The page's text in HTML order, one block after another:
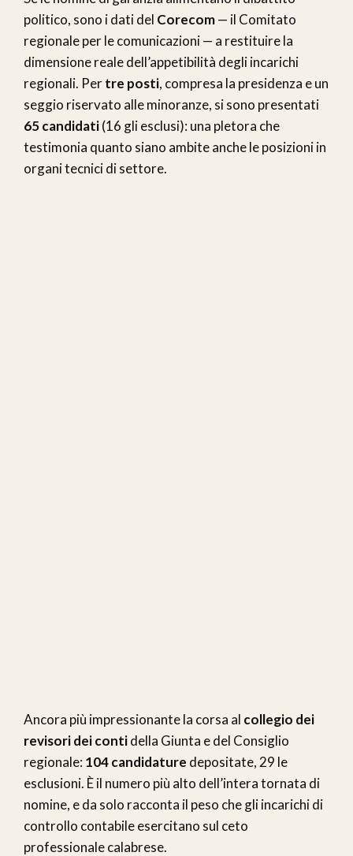
politico, sono i dati del Corecom— il Comitato
regionale per le comunicazioni — a restituire la
dimensione reale dell’appetibilità degli incarichi
regionali. Pertre posti, compresa la presidenza e un
seggio riservato alle minoranze, si sono presentati
65 candidati(16 gli esclusi): una pletora che
testimonia quanto siano ambite anche le posizioni in
organi tecnici di settore.
Ancora più impressionante la corsa al collegio dei
revisori dei contidella Giunta e del Consiglio
regionale: 104 candidature depositate, 29 le
esclusioni. È il numero più alto dell’intera tornata di
nomine, e da solo racconta il peso che gli incarichi di
controllo contabile esercitano sul ceto
professionale calabrese.